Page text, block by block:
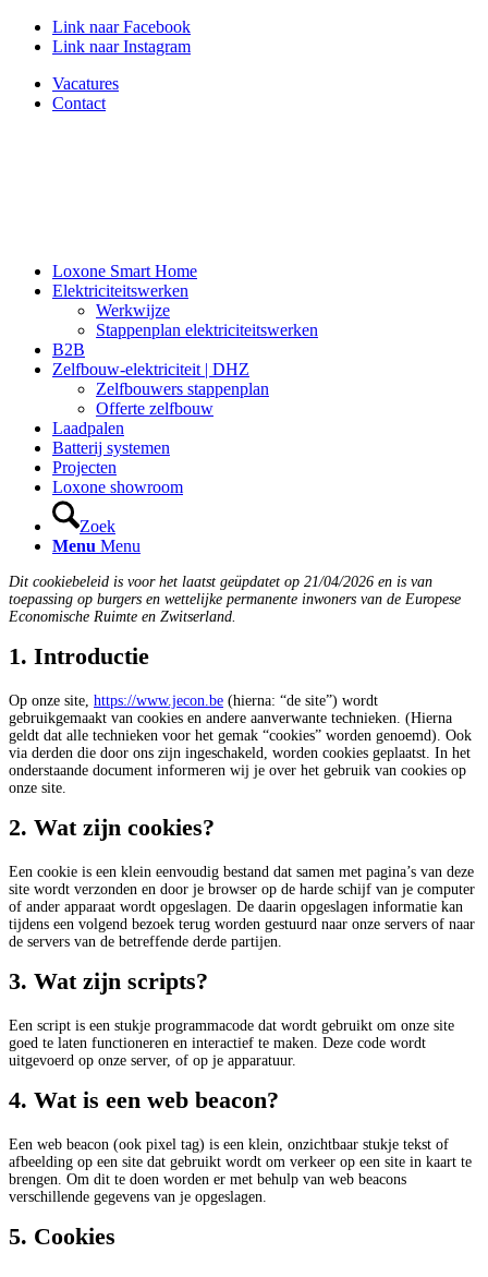
Link naar Facebook
Link naar Instagram
Vacatures
Contact
Loxone Smart Home
Elektriciteitswerken
Werkwijze
Stappenplan elektriciteitswerken
B2B
Zelfbouw-elektriciteit | DHZ
Zelfbouwers stappenplan
Offerte zelfbouw
Laadpalen
Batterij systemen
Projecten
Loxone showroom
Zoek
Menu Menu
Dit cookiebeleid is voor het laatst geüpdatet op 21/04/2026 en is van
toepassing op burgers en wettelijke permanente inwoners van de Europese
Economische Ruimte en Zwitserland.
1. Introductie
Op onze site, https://www.jecon.be (hierna: “de site”) wordt
gebruikgemaakt van cookies en andere aanverwante technieken. (Hierna
geldt dat alle technieken voor het gemak “cookies” worden genoemd). Ook
via derden die door ons zijn ingeschakeld, worden cookies geplaatst. In het
onderstaande document informeren wij je over het gebruik van cookies op
onze site.
2. Wat zijn cookies?
Een cookie is een klein eenvoudig bestand dat samen met pagina’s van deze
site wordt verzonden en door je browser op de harde schijf van je computer
of ander apparaat wordt opgeslagen. De daarin opgeslagen informatie kan
tijdens een volgend bezoek terug worden gestuurd naar onze servers of naar
de servers van de betreffende derde partijen.
3. Wat zijn scripts?
Een script is een stukje programmacode dat wordt gebruikt om onze site
goed te laten functioneren en interactief te maken. Deze code wordt
uitgevoerd op onze server, of op je apparatuur.
4. Wat is een web beacon?
Een web beacon (ook pixel tag) is een klein, onzichtbaar stukje tekst of
afbeelding op een site dat gebruikt wordt om verkeer op een site in kaart te
brengen. Om dit te doen worden er met behulp van web beacons
verschillende gegevens van je opgeslagen.
5. Cookies